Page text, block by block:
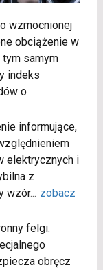
wzmocnionej
obciążenie w
tym samym
indeks
o
informujące,
elektrycznych i
z
wzór... zobacz
felgi.
obręcz